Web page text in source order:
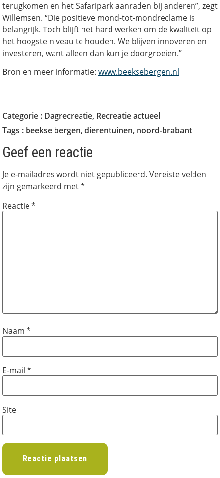
terugkomen en het Safaripark aanraden bij anderen”, zegt
Willemsen. “Die positieve mond-tot-mondreclame is
belangrijk. Toch blijft het hard werken om de kwaliteit op
het hoogste niveau te houden. We blijven innoveren en
investeren, want alleen dan kun je doorgroeien.”
Bron en meer informatie: www.beeksebergen.nl
Categorie : Dagrecreatie, Recreatie actueel
Tags : beekse bergen, dierentuinen, noord-brabant
Geef een reactie
Je e-mailadres wordt niet gepubliceerd. Vereiste velden
zijn gemarkeerd met*
Reactie*
Naam *
E-mail *
Site